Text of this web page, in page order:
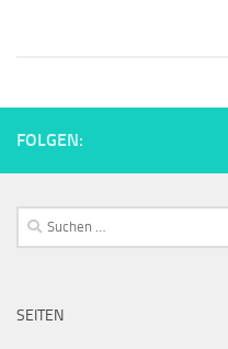
FOLGEN:
Suchen
nach:
SEITEN